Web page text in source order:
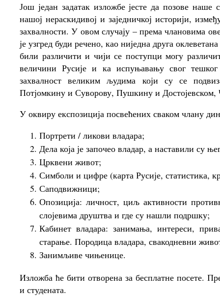
Још један задатак изложбе јесте да позове
нашој нераскидивој и заједничкој историји,
захвалности. У овом случају – према члановима
је узгред буди речено, као ниједна друга
били различити и чији се поступци могу
величини Русије и ка испуњавању свог
захвалност великим људима који су се
Потјомкину и Суворову, Пушкину и
У оквиру експозиција посвећених сваком члану
Портрети / ликови владара;
Дела која је започео владар, а наставили су
Црквени живот;
Симболи и цифре (карта Русије, статистика,
Саподвижници;
Опозиција: личност, циљ активности
слојевима друштва и где су нашли подршку;
Кабинет владара: занимања, интереси,
старање. Породица владара, свакодневни
Занимљиве чињенице.
Изложба ће бити отворена за бесплатне посете.
и студената.